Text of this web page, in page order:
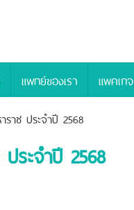
แพทย์ของเรา แพคเกจ
าช ประจำปี 2568
ระจำปี 2568